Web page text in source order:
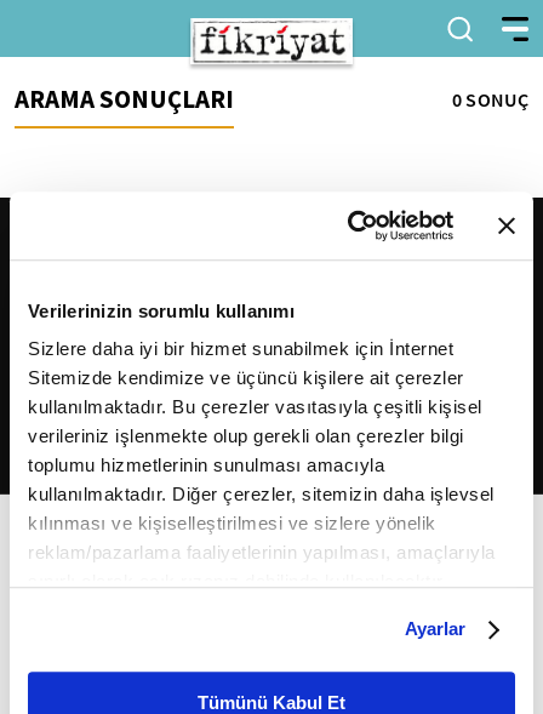
Verilerinizin sorumlu kullanımı
Sizlere daha iyi bir hizmet sunabilmek için İnternet
Sitemizde kendimize ve üçüncü kişilere ait çerezler
kullanılmaktadır. Bu çerezler vasıtasıyla çeşitli kişisel
verileriniz işlenmekte olup gerekli olan çerezler bilgi
toplumu hizmetlerinin sunulması amacıyla
kullanılmaktadır. Diğer çerezler, sitemizin daha işlevsel
kılınması ve kişiselleştirilmesi ve sizlere yönelik
reklam/pazarlama faaliyetlerinin yapılması, amaçlarıyla
belirleyebilirsiniz. Çerezlere ilişkin detaylı bilgi için
Ayarlar butonuna tıklayabilir,Çerez Bilgilendirme
Metnimizi ziyaret edebilirsiniz.
Ayarlar
Tümünü Kabul Et
ARAMA SONUÇLARI 0 SONUÇ
2026Fikriyat. Tüm hakları saklıdır.